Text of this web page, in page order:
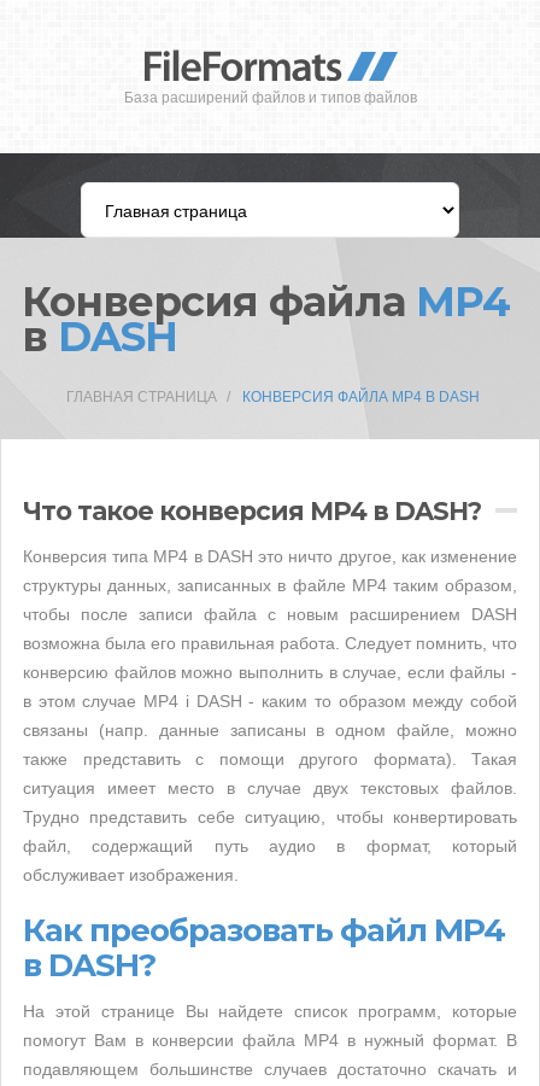
База расширений файлов и типов файлов
Конверсия файла MP4
в DASH
ГЛАВНАЯ СТРАНИЦА КОНВЕРСИЯ ФАЙЛА MP4 В DASH
Что такое конверсия MP4 в DASH?
Конверсия типа MP4 в DASH это ничто другое, как изменение
структуры данных, записанных в файле MP4 таким образом,
чтобы после записи файла с новым расширением DASH
возможна была его правильная работа. Следует помнить, что
конверсию файлов можно выполнить в случае, если файлы -
в этом случае MP4 i DASH - каким то образом между собой
связаны (напр. данные записаны в одном файле, можно
также представить с помощи другого формата). Такая
ситуация имеет место в случае двух текстовых файлов.
Трудно представить себе ситуацию, чтобы конвертировать
файл, содержащий путь аудио в формат, который
обслуживает изображения.
Как преобразовать файл MP4
в DASH?
На этой странице Вы найдете список программ, которые
помогут Вам в конверсии файла MP4 в нужный формат. В
подавляющем большинстве случаев достаточно скачать и